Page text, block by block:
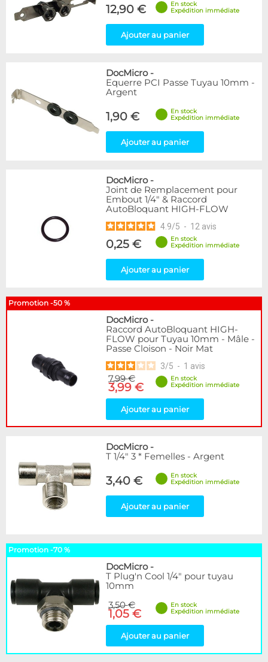
12,90 €
En stock
Expédition immédiate
Ajouter au panier
DocMicro-
Equerre PCI Passe Tuyau 10mm -
Argent
1,90 €
En stock
Expédition immédiate
Ajouter au panier
DocMicro-
Joint de Remplacement pour
Embout 1/4" & Raccord
AutoBloquant HIGH-FLOW
4.9/5 - 12 avis
0,25 €
En stock
Expédition immédiate
Ajouter au panier
Promotion -50 %
DocMicro-
Raccord AutoBloquant HIGH-
FLOW pour Tuyau 10mm - Mâle -
Passe Cloison - Noir Mat
3/5 - 1 avis
7,99 €
3,99 €
En stock
Expédition immédiate
Ajouter au panier
DocMicro-
T 1/4" 3 * Femelles - Argent
3,40 €
En stock
Expédition immédiate
Ajouter au panier
Promotion -70 %
DocMicro-
T Plug'n Cool 1/4" pour tuyau
10mm
3,50 €
1,05 €
En stock
Expédition immédiate
Ajouter au panier